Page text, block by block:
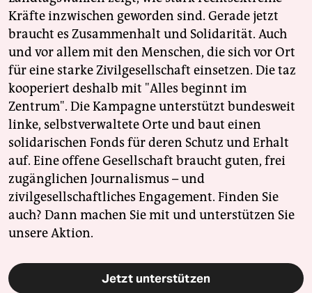
Kräfte inzwischen geworden sind. Gerade jetzt
braucht es Zusammenhalt und Solidarität. Auch
und vor allem mit den Menschen, die sich vor Ort
für eine starke Zivilgesellschaft einsetzen. Die taz
kooperiert deshalb mit "Alles beginnt im
Zentrum". Die Kampagne unterstützt bundesweit
linke, selbstverwaltete Orte und baut einen
solidarischen Fonds für deren Schutz und Erhalt
auf. Eine offene Gesellschaft braucht guten, frei
zugänglichen Journalismus – und
zivilgesellschaftliches Engagement. Finden Sie
auch? Dann machen Sie mit und unterstützen Sie
unsere Aktion.
Jetzt unterstützen